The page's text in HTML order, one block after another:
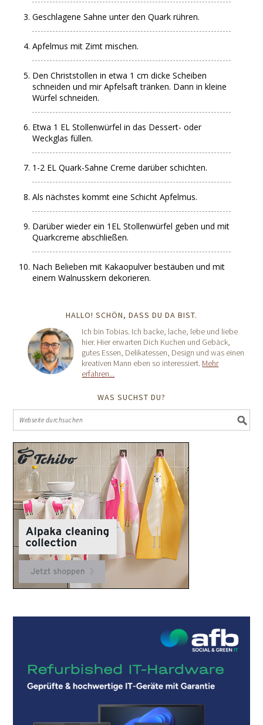
Geschlagene Sahne unter den Quark rühren.
Apfelmus mit Zimt mischen.
Den Christstollen in etwa 1 cm dicke Scheiben
schneiden und mir Apfelsaft tränken. Dann in kleine
Würfel schneiden.
Etwa 1 EL Stollenwürfel in das Dessert- oder
Weckglas füllen.
1-2 EL Quark-Sahne Creme darüber schichten.
Als nächstes kommt eine Schicht Apfelmus.
Darüber wieder ein 1EL Stollenwürfel geben und mit
Quarkcreme abschließen.
Nach Belieben mit Kakaopulver bestäuben und mit
einem Walnusskern dekorieren.
HALLO! SCHÖN, DASS DU DA BIST.
Ich bin Tobias. Ich backe, lache, lebe und liebe
hier. Hier erwarten Dich Kuchen und Gebäck,
gutes Essen, Delikatessen, Design und was einen
kreativen Mann eben so interessiert. Mehr
erfahren...
WAS SUCHST DU?